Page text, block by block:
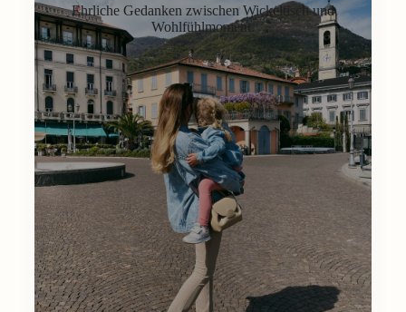
Ehrliche Gedanken zwischen Wickeltisch und
Wohlfühlmoment.
Lifestyle